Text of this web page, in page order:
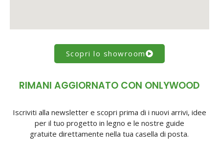
Scopri lo showroom
RIMANI AGGIORNATO CON ONLYWOOD
Iscriviti alla newsletter e scopri prima di i nuovi arrivi, idee
per il tuo progetto in legno e le nostre guide
gratuite direttamente nella tua casella di posta.